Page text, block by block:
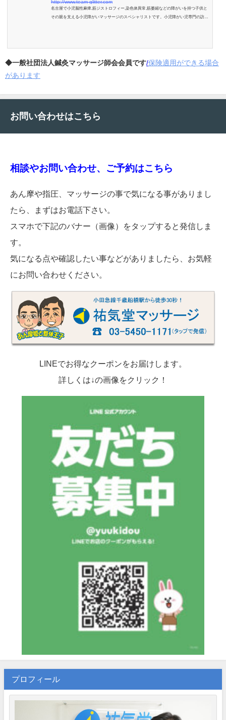
http://www.team-glitter.com
名古屋で小児脳性麻痺,筋ジストロフィー,染色体異常,筋萎縮などの障がいを持つ子供と
その親を支える小児障がいマッサージのスペシャリストです。小児障がい児専門の訪問
◆一般社団法人鍼灸マッサージ師会会員です/保険適用ができる場合
があります
お問い合わせはこちら
相談やお問い合わせ、ご予約はこちら
あん摩や指圧、マッサージの事で気になる事がありまし
たら、まずはお電話下さい。
スマホで下記のバナー（画像）をタップすると発信しま
す。
気になる点や確認したい事などがありましたら、お気軽
にお問い合わせください。
LINEでお得なクーポンをお届けします。
詳しくは↓の画像をクリック！
プロフィール